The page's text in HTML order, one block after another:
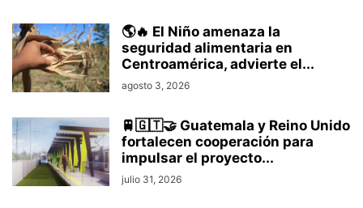
🌎🔥 El Niño amenaza la
seguridad alimentaria en
Centroamérica, advierte el...
agosto 3, 2026
🚆🇬🇹🤝 Guatemala y Reino Unido
fortalecen cooperación para
impulsar el proyecto...
julio 31, 2026